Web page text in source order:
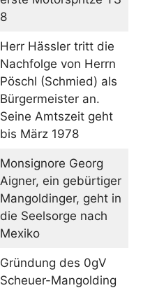
8
Herr Hässler tritt die
Nachfolge von Herrn
Pöschl (Schmied) als
Bürgermeister an.
Seine Amtszeit geht
bis März 1978
Monsignore Georg
Aigner, ein gebürtiger
Mangoldinger, geht in
die Seelsorge nach
Mexiko
Gründung des 0gV
Scheuer-Mangolding